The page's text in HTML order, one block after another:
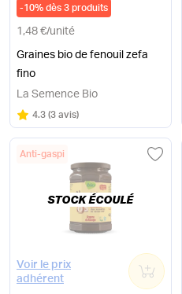
-10% dès 3 produits
1,48 €/unité
Graines bio de fenouil zefa
fino
La Semence Bio
Note
4.3 sur 5
(3 avis)
Anti-gaspi
Voir le prix
adhérent
0
STOCK ÉCOULÉ